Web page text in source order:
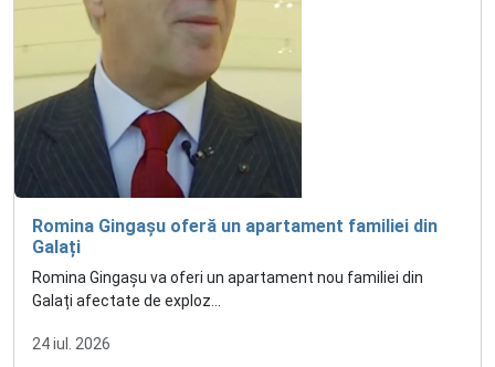
Romina Gingașu oferă un apartament familiei din
Galați
Romina Gingașu va oferi un apartament nou familiei din
Galați afectate de exploz...
24 iul. 2026